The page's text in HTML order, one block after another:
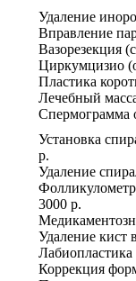
Удаление
Вправление
Вазорезекция
Циркумцизио
Пластика
Лечебный
Спермограмма
Установка
р.
Удаление
3000 р.
Удаление кист
Лабиопластика
Коррекция